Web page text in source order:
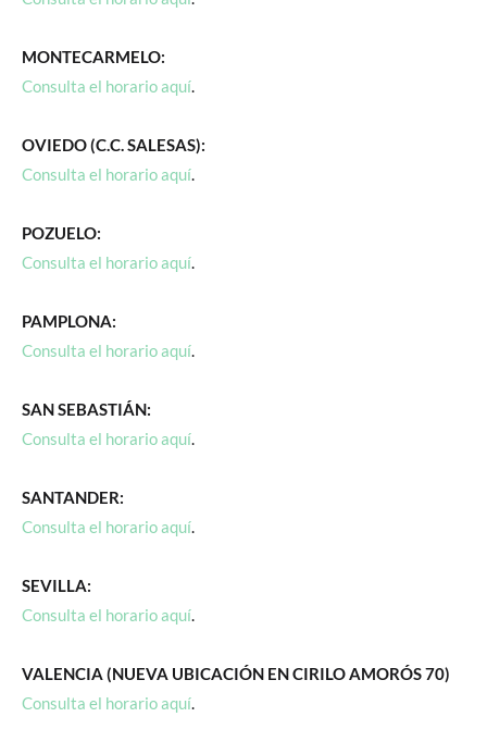
MONTECARMELO:
Consulta el horario aquí.
OVIEDO (C.C. SALESAS):
Consulta el horario aquí.
POZUELO:
Consulta el horario aquí.
PAMPLONA:
Consulta el horario aquí.
SAN SEBASTIÁN:
Consulta el horario aquí.
SANTANDER:
Consulta el horario aquí.
SEVILLA:
Consulta el horario aquí.
VALENCIA (NUEVA UBICACIÓN EN CIRILO AMORÓS 70)
Consulta el horario aquí.